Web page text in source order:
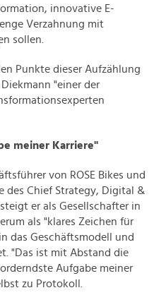
innovative E-
Verzahnung mit
sollen.
Punkte dieser Aufzählung
"einer der
meiner Karriere"
von ROSE Bikes und
des Chief Strategy, Digital &
er als Gesellschafter in
als "klares Zeichen für
das Geschäftsmodell und
"Das ist mit Abstand die
Aufgabe meiner
zu Protokoll.